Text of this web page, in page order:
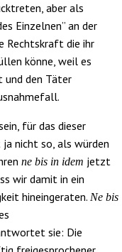
aber als
Einzelnen” an der
Rechtskraft die ihr
könne, weil es
und den Täter
für das dieser
nicht so, als würden
ne bis in idem jetzt
wir damit in ein
hineingeraten. Ne bis
sie: Die